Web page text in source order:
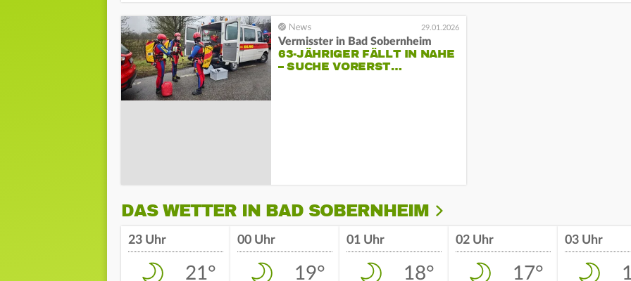
29.01.2026
Vermisster in Bad Sobernheim
63-JÄHRIGER FÄLLT IN NAHE
– SUCHE VORERST…
DAS WETTER IN BAD SOBERNHEIM
23 Uhr
21°
00 Uhr
19°
01 Uhr
18°
02 Uhr
17°
03 Uhr